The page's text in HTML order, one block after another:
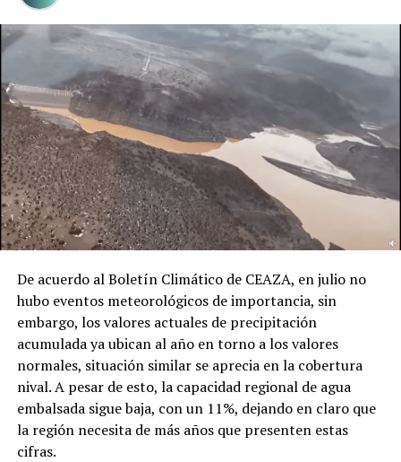
De acuerdo al Boletín Climático de CEAZA, en julio no
hubo eventos meteorológicos de importancia, sin
embargo, los valores actuales de precipitación
acumulada ya ubican al año en torno a los valores
normales, situación similar se aprecia en la cobertura
nival. A pesar de esto, la capacidad regional de agua
embalsada sigue baja, con un 11%, dejando en claro que
la región necesita de más años que presenten estas
cifras.